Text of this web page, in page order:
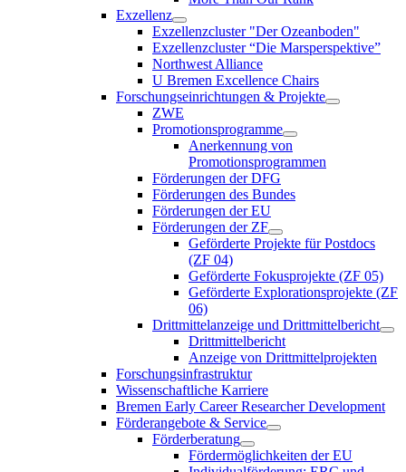
Exzellenz
Exzellenzcluster "Der Ozeanboden"
Exzellenzcluster “Die Marsperspektive”
Northwest Alliance
U Bremen Excellence Chairs
Forschungseinrichtungen & Projekte
ZWE
Promotionsprogramme
Anerkennung von
Promotionsprogrammen
Förderungen der DFG
Förderungen des Bundes
Förderungen der EU
Förderungen der ZF
Geförderte Projekte für Postdocs
(ZF 04)
Geförderte Fokusprojekte (ZF 05)
Geförderte Explorationsprojekte (ZF
06)
Drittmittelanzeige und Drittmittelbericht
Drittmittelbericht
Anzeige von Drittmittelprojekten
Forschungsinfrastruktur
Wissenschaftliche Karriere
Bremen Early Career Researcher Development
Förderangebote & Service
Förderberatung
Fördermöglichkeiten der EU